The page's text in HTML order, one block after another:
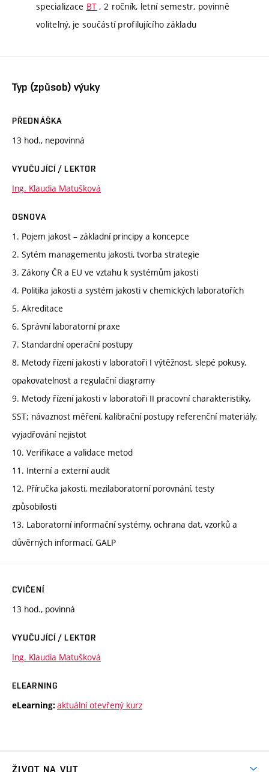
specializace BT , 2 ročník, letní semestr, povinně
volitelný, je součástí profilujícího základu
Typ (způsob) výuky
PŘEDNÁŠKA
13 hod., nepovinná
VYUČUJÍCÍ / LEKTOR
Ing. Klaudia Matušková
OSNOVA
1. Pojem jakost – základní principy a koncepce
2. Sytém managementu jakosti, tvorba strategie
3. Zákony ČR a EU ve vztahu k systémům jakosti
4. Politika jakosti a systém jakosti v chemických laboratořích
5. Akreditace
6. Správní laboratorní praxe
7. Standardní operační postupy
8. Metody řízení jakosti v laboratoři I výtěžnost, slepé pokusy,
opakovatelnost a regulační diagramy
9. Metody řízení jakosti v laboratoři II pracovní charakteristiky,
SST; návaznost měření, kalibrační postupy referenční materiály,
vyjadřování nejistot
10. Verifikace a validace metod
11. Interní a externí audit
12. Příručka jakosti, mezilaboratorní porovnání, testy
způsobilosti
13. Laboratorní informační systémy, ochrana dat, vzorků a
důvěrných informací, GALP
CVIČENÍ
13 hod., povinná
VYUČUJÍCÍ / LEKTOR
Ing. Klaudia Matušková
ELEARNING
eLearning: aktuální otevřený kurz
ŽIVOT NA VUT